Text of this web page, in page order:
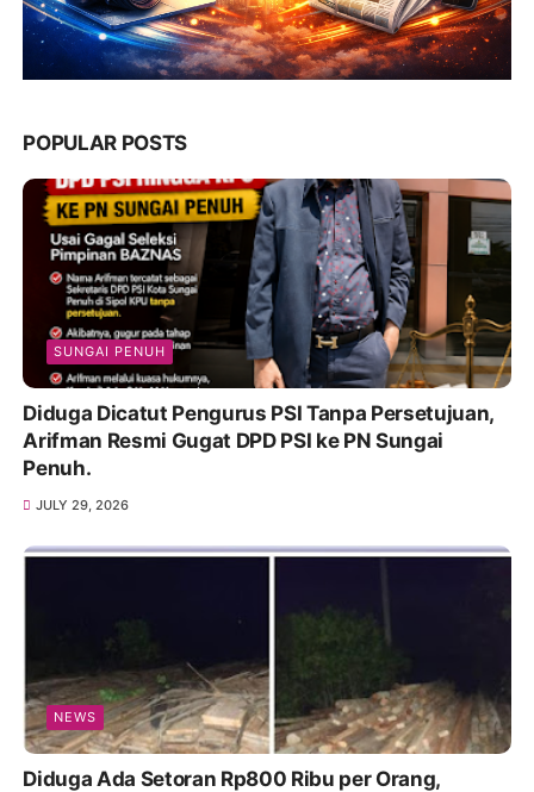
POPULAR POSTS
SUNGAI PENUH
Diduga Dicatut Pengurus PSI Tanpa Persetujuan,
Arifman Resmi Gugat DPD PSI ke PN Sungai
Penuh.
JULY 29, 2026
NEWS
Diduga Ada Setoran Rp800 Ribu per Orang,